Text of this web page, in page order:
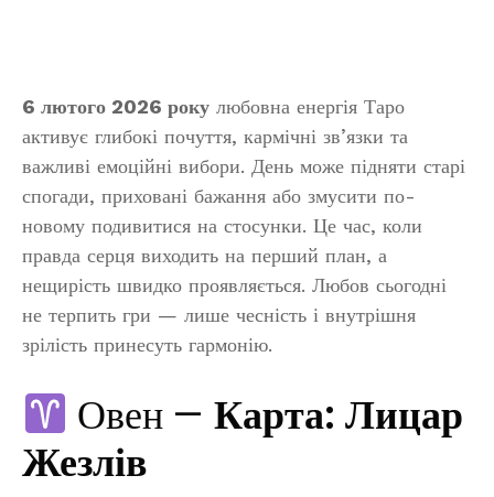
6 лютого 2026 року любовна енергія Таро
активує глибокі почуття, кармічні зв’язки та
важливі емоційні вибори. День може підняти старі
спогади, приховані бажання або змусити по-
новому подивитися на стосунки. Це час, коли
правда серця виходить на перший план, а
нещирість швидко проявляється. Любов сьогодні
не терпить гри — лише чесність і внутрішня
зрілість принесуть гармонію.
Овен —Карта: Лицар
Жезлів